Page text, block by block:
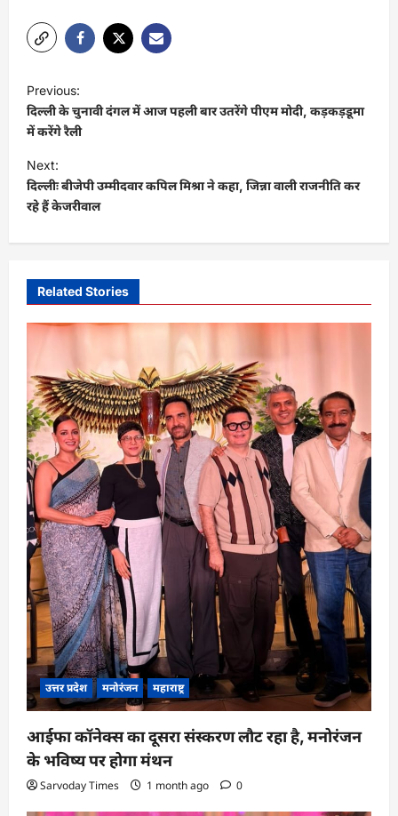
o
s
t
n
a
v
g
a
i
o
n
Previous:
दिल्ली के चुनावी दंगल में आज पहली बार उतरेंगे पीएम मोदी, कड़कड़डूमा
में करेंगे रैली
Next:
दिल्लीः बीजेपी उम्मीदवार कपिल मिश्रा ने कहा, जिन्ना वाली राजनीति कर
रहे हैं केजरीवाल
Related Stories
उत्तर प्रदेश मनोरंजन महाराष्ट्र
आईफा कॉनेक्स का दूसरा संस्करण लौट रहा है, मनोरंजन
के भविष्य पर होगा मंथन
Sarvoday Times 1 month ago 0